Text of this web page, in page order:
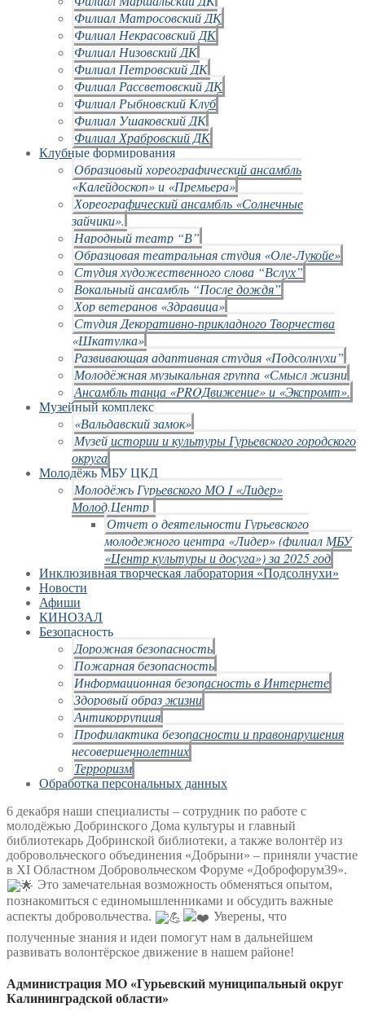
Филиал Матросовский ДК
Филиал Некрасовский ДК
Филиал Низовский ДК
Филиал Петровский ДК
Филиал Рассветовский ДК
Филиал Рыбновский Клуб
Филиал Ушаковский ДК
Филиал Храбровский ДК
Клубные формирования
Образцовый хореографический ансамбль
«Калейдоскоп» и «Премьера»
Хореографический ансамбль «Солнечные
зайчики».
Народный театр “В”
Образцовая театральная студия «Оле-Лукойе»
Студия художественного слова “Вслух”
Вокальный ансамбль “После дождя”
Хор ветеранов «Здравица»
Студия Декоративно-прикладного Творчества
«Шкатулка»
Развивающая адаптивная студия «Подсолнухи”
Молодёжная музыкальная группа «Смысл жизни
Ансамбль танца «PROДвижение» и «Экспромт».
Музейный комплекс
«Вальдавский замок»
Музей истории и культуры Гурьевского городского
округа
Молодёжь МБУ ЦКД
Молодёжь Гурьевского МО I «Лидер»
Молод.Центр
Отчет о деятельности Гурьевского
молодежного центра «Лидер» (филиал МБУ
«Центр культуры и досуга») за 2025 год
Инклюзивная творческая лаборатория «Подсолнухи»
Новости
Афиши
КИНОЗАЛ
Безопасность
Дорожная безопасность
Пожарная безопасность
Информационная безопасность в Интернете
Здоровый образ жизни
Антикоррупция
Профилактика безопасности и правонарушения
несовершеннолетних
Терроризм
Обработка персональных данных
6 декабря наши специалисты – сотрудник по работе с
молодёжью Добринского Дома культуры и главный
библиотекарь Добринской библиотеки, а также волонтёр из
добровольческого объединения «Добрыни» – приняли участие
в XI Областном Добровольческом Форуме «Доброфорум39».
Это замечательная возможность обменяться опытом,
познакомиться с единомышленниками и обсудить важные
аспекты добровольчества.
Уверены, что
полученные знания и идеи помогут нам в дальнейшем
развивать волонтёрское движение в нашем районе!
Администрация МО «Гурьевский муниципальный округ
Калининградской области»